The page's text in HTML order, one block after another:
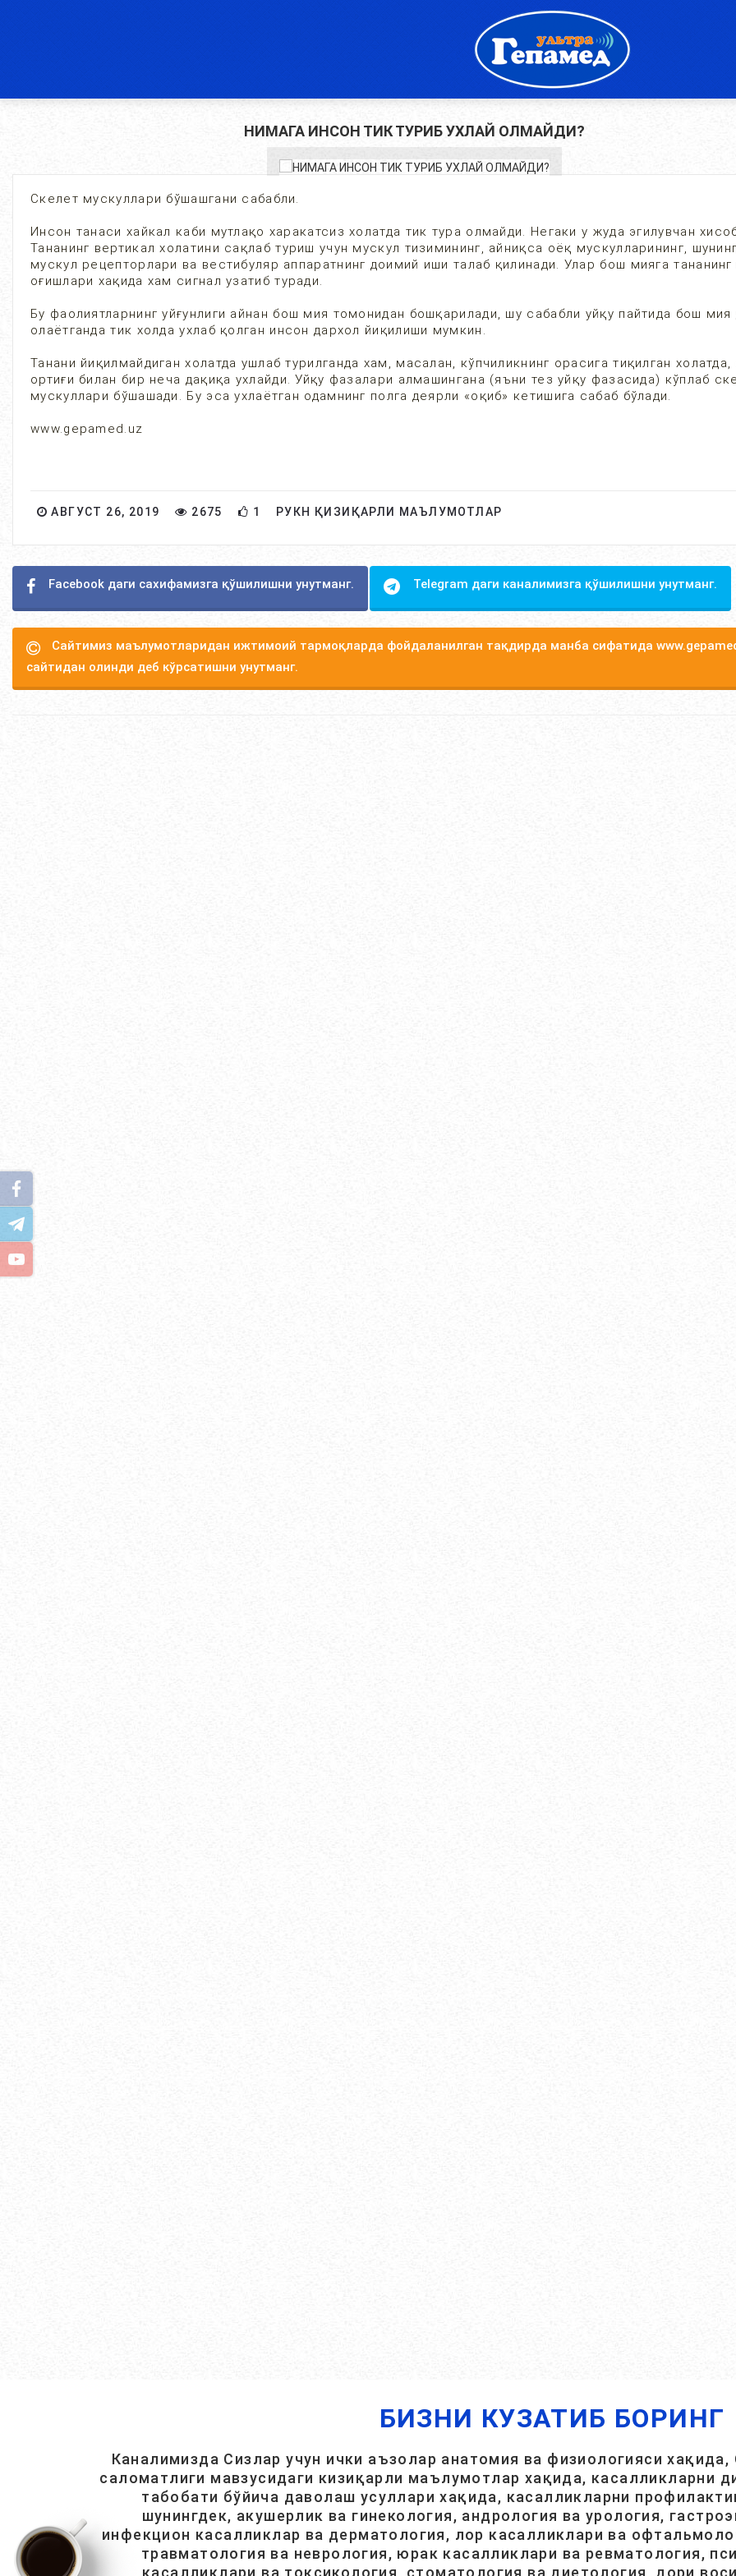
НИМАГА ИНСОН ТИК ТУРИБ УХЛАЙ ОЛМАЙДИ?
Скелет мускуллари бўшашгани сабабли.
Инсон танаси хайкал каби мутлақо харакатсиз холатда тик тура олмайди. Негаки у жуда эгилувчан
Тананинг вертикал холатини сақлаб туриш учун мускул тизимининг, айниқса оёқ мускулларининг,
мускул рецепторлари ва вестибуляр аппаратнинг доимий иши талаб қилинади. Улар бош мияга
оғишлари хақида хам сигнал узатиб туради.
Бу фаолиятларнинг уйғунлиги айнан бош мия томонидан бошқарилади, шу сабабли уйқу пайтида бош мия
олаётганда тик холда ухлаб қолган инсон дархол йиқилиши мумкин.
Танани йиқилмайдиган холатда ушлаб турилганда хам, масалан, кўпчиликнинг орасига тиқилган холатда,
ортиғи билан бир неча дақиқа ухлайди. Уйқу фазалари алмашингана (яъни тез уйқу фазасида) кўплаб
мускуллари бўшашади. Бу эса ухлаётган одамнинг полга деярли «оқиб» кетишига сабаб бўлади.
www.gepamed.uz
АВГУСТ 26, 2019 2675 1 РУКН ҚИЗИҚАРЛИ МАЪЛУМОТЛАР
Facebook даги сахифамизга қўшилишни унутманг. Telegram даги каналимизга қўшилишни унутманг.
Сайтимиз маълумотларидан ижтимоий тармоқларда фойдаланилган тақдирда манба сифатида
сайтидан олинди деб кўрсатишни унутманг.
БИЗНИ КУЗАТИБ БОРИНГ
Каналимизда Сизлар учун ички аъзолар анатомия ва физиологияси хақида,
саломатлиги мавзусидаги кизиқарли маълумотлар хақида, касалликларни
табобати бўйича даволаш усуллари хақида, касалликларни
шунингдек, акушерлик ва гинекология, андрология ва урология,
инфекцион касалликлар ва дерматология, лор касалликлари ва
травматология ва неврология, юрак касалликлари ва ревматология,
касалликлари ва токсикология, стоматология ва диетология, дори